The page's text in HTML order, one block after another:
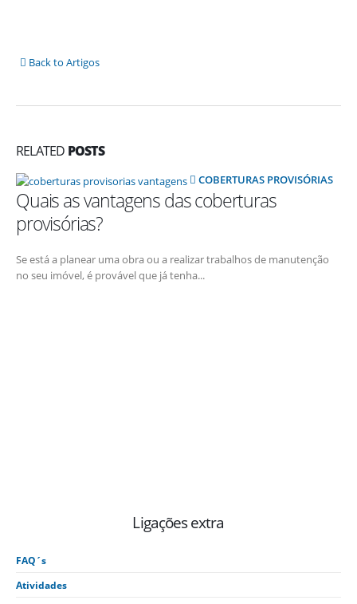
Back to Artigos
RELATED POSTS
COBERTURAS PROVISÓRIAS
Quais as vantagens das coberturas
provisórias?
Se está a planear uma obra ou a realizar trabalhos de manutenção
no seu imóvel, é provável que já tenha...
Ligações extra
FAQ´s
Atividades